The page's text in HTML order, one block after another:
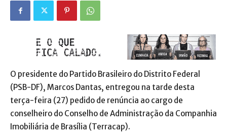
O presidente do Partido Brasileiro do Distrito Federal
(PSB-DF), Marcos Dantas, entregou na tarde desta
terça-feira (27) pedido de renúncia ao cargo de
conselheiro do Conselho de Administração da Companhia
Imobiliária de Brasília (Terracap).